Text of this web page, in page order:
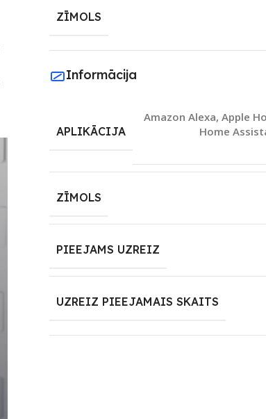
ZĪMOLS
Informācija
APLIKĀCIJA
Amazon Alexa, Apple
Home
ZĪMOLS
PIEEJAMS UZREIZ
UZREIZ PIEEJAMAIS SKAITS